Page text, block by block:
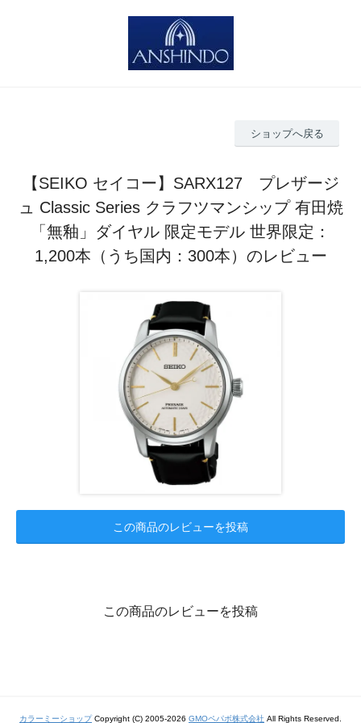
ショップへ戻る
【SEIKO セイコー】SARX127 プレザージ
ュ Classic Series クラフツマンシップ 有田焼
「無釉」ダイヤル 限定モデル 世界限定：
1,200本（うち国内：300本）のレビュー
この商品のレビューを投稿
この商品のレビューを投稿
カラーミーショップCopyright (C) 2005-2026 GMOペパボ株式会社 All Rights Reserved.